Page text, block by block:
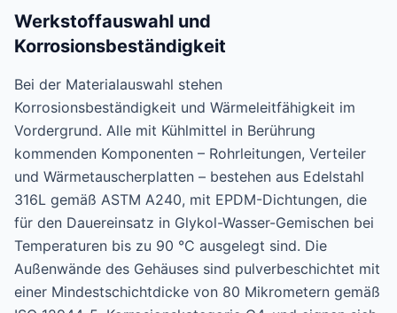
Werkstoffauswahl und
Korrosionsbeständigkeit
Bei der Materialauswahl stehen
Korrosionsbeständigkeit und Wärmeleitfähigkeit im
Vordergrund. Alle mit Kühlmittel in Berührung
kommenden Komponenten – Rohrleitungen, Verteiler
und Wärmetauscherplatten – bestehen aus Edelstahl
316L gemäß ASTM A240, mit EPDM-Dichtungen, die
für den Dauereinsatz in Glykol-Wasser-Gemischen bei
Temperaturen bis zu 90 °C ausgelegt sind. Die
Außenwände des Gehäuses sind pulverbeschichtet mit
einer Mindestschichtdicke von 80 Mikrometern gemäß